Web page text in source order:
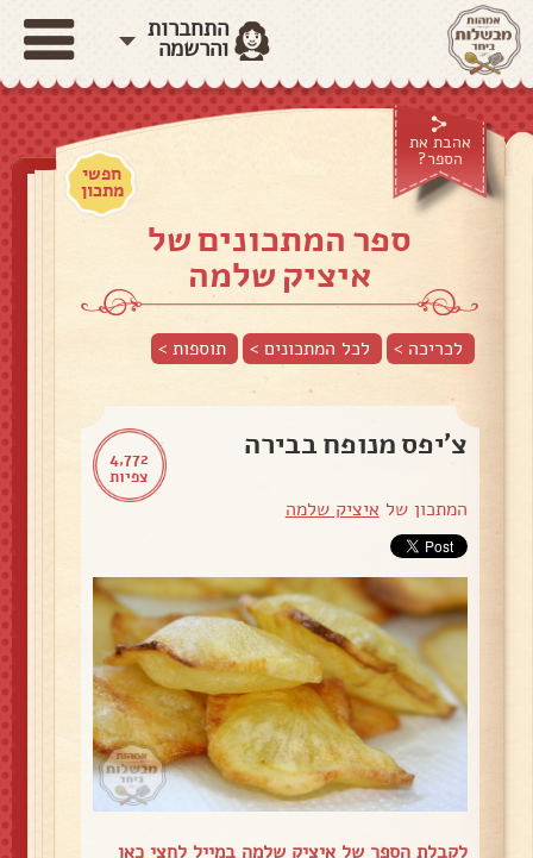
התחברות
והרשמה
אהבת את
הספר?
חפשי
מתכון
ספר המתכונים של
איציק שלמה
לכריכה > לכל המתכונים > תוספות>
4,772
צפיות
צ׳יפס מנופח בבירה
המתכון של איציק שלמה
לקבלת הספר של איציק שלמה במייללחצי כאן